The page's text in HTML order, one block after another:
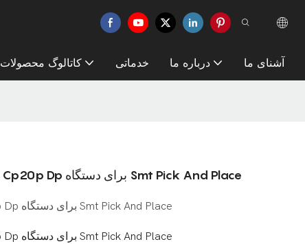
کاتالوگ محصولات خدماتی درباره ما آشنای ما
موتور جدید Asm 3102532 3102532s06 Cp20p Dp برای دستگاه Smt Pick And Place
موتور جدید Asm 3102532 3102532s06 Cp20p Dp برای دستگاه Smt Pick And Place
موتور جدید Asm 3102532 3102532s06 Cp20p Dp برای دستگاه Smt Pick And Place